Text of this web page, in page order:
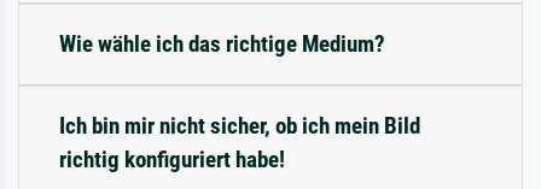
Wie wähle ich das richtige Medium?
Ich bin mir nicht sicher, ob ich mein Bild
richtig konfiguriert habe!